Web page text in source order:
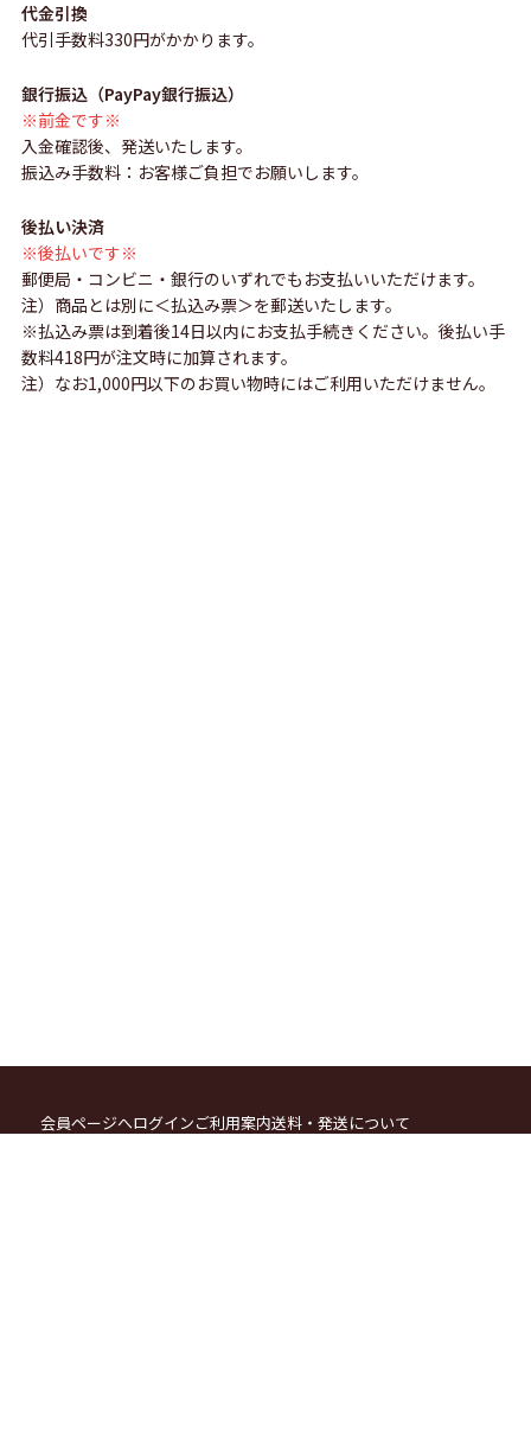
代金引換
代引手数料330円がかかります。
銀行振込（PayPay銀行振込）
※前金です※
入金確認後、発送いたします。
振込み手数料：お客様ご負担でお願いします。
後払い決済
※後払いです※
郵便局・コンビニ・銀行のいずれでもお支払いいただけます。
注）商品とは別に＜払込み票＞を郵送いたします。
※払込み票は到着後14日以内にお支払手続きください。後払い手
数料418円が注文時に加算されます。
注）なお1,000円以下のお買い物時にはご利用いただけません。
会員ページへログインご利用案内送料・発送について
お支払方法についてカートをみる